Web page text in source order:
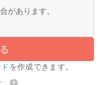
があります。
を作成できます。